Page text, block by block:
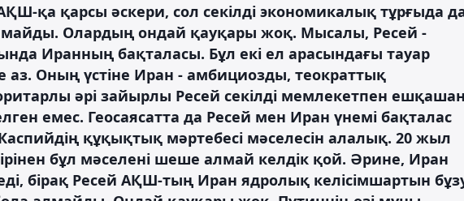
қа қарсы әскери, сол секілді экономикалық тұрғыда
Олардың ондай қауқары жоқ. Мысалы, Ресей -
Иранның бақталасы. Бұл екі ел арасындағы тауар
аз. Оның үстіне Иран - амбициозды, теократтық
әрі зайырлы Ресей секілді мемлекетпен
емес. Геосаясатта да Ресей мен Иран үнемі бақталас
құқықтық мәртебесі мәселесін алалық. 20 жыл
бұл мәселені шеше алмай келдік қой. Әрине, Иран
бірақ Ресей АҚШ-тың Иран ядролық келісімшартын